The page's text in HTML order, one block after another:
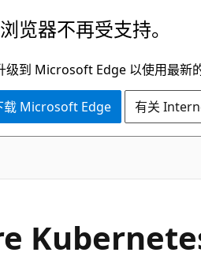
览器不再受支持。
级到 Microsoft Edge 以使用最新
载 Microsoft Edge 有关